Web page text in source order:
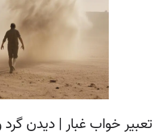
تعبیر خواب غبار | دیدن